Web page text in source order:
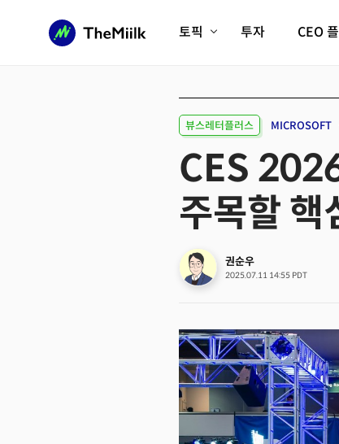
토픽
피지컬AI/로봇
AX비즈니스혁명
디지털자산
미래 교육/직업
전체 기사 보기
투자 CEO
뷰스레터플러스 MICROSOFT
CES
주목할 핵
권순우
2025.07.11 14:55 PDT